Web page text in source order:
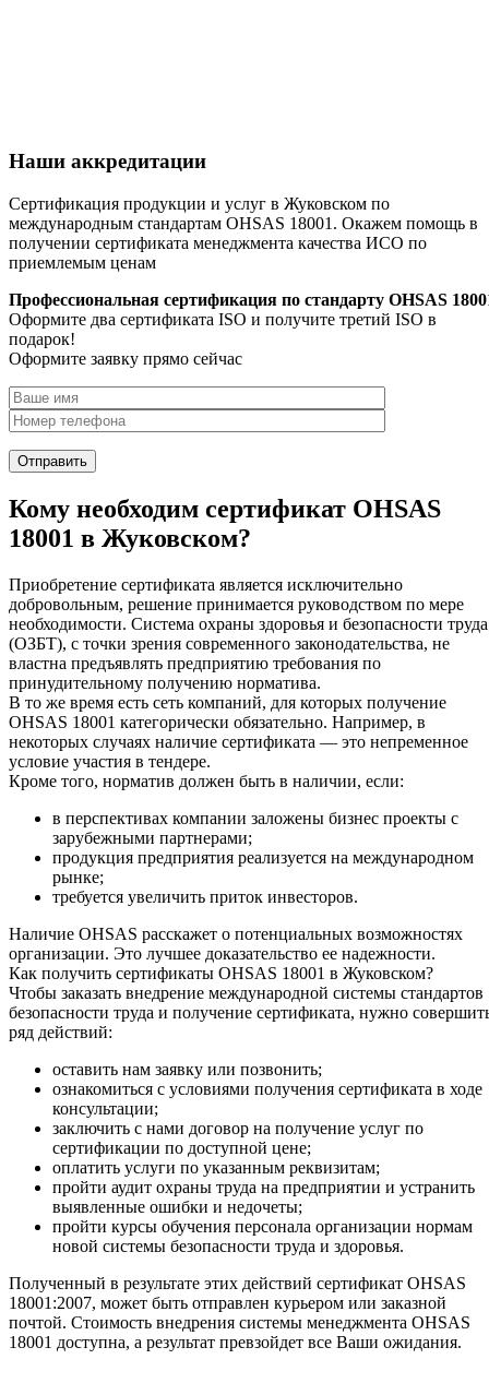
Наши аккредитации
Сертификация продукции и услуг в Жуковском по
международным стандартам OHSAS 18001. Окажем помощь в
получении сертификата менеджмента качества ИСО по
приемлемым ценам
Профессиональная сертификация по стандарту OHSAS
Оформите два сертификата ISO и получите третий ISO в
подарок!
Оформите заявку прямо сейчас
Кому необходим сертификат OHSAS
18001 в Жуковском?
Приобретение сертификата является исключительно
добровольным, решение принимается руководством по мере
необходимости. Система охраны здоровья и безопасности труда
(ОЗБТ), с точки зрения современного законодательства, не
властна предъявлять предприятию требования по
принудительному получению норматива.
В то же время есть сеть компаний, для которых получение
OHSAS 18001 категорически обязательно. Например, в
некоторых случаях наличие сертификата — это непременное
условие участия в тендере.
Кроме того, норматив должен быть в наличии, если:
в перспективах компании заложены бизнес проекты с
зарубежными партнерами;
продукция предприятия реализуется на международном
рынке;
требуется увеличить приток инвесторов.
Наличие OHSAS расскажет о потенциальных возможностях
организации. Это лучшее доказательство ее надежности.
Как получить сертификаты OHSAS 18001 в Жуковском?
Чтобы заказать внедрение международной системы стандартов
безопасности труда и получение сертификата, нужно
ряд действий:
оставить нам заявку или позвонить;
ознакомиться с условиями получения сертификата в ходе
консультации;
заключить с нами договор на получение услуг по
сертификации по доступной цене;
оплатить услуги по указанным реквизитам;
пройти аудит охраны труда на предприятии и устранить
выявленные ошибки и недочеты;
пройти курсы обучения персонала организации нормам
новой системы безопасности труда и здоровья.
Полученный в результате этих действий сертификат OHSAS
18001:2007, может быть отправлен курьером или заказной
почтой. Стоимость внедрения системы менеджмента OHSAS
18001 доступна, а результат превзойдет все Ваши ожидания.